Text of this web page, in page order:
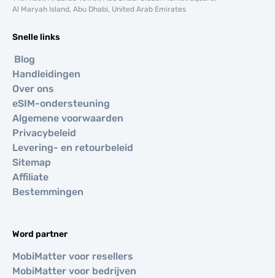
Al Maryah Island, Abu Dhabi, United Arab Emirates
Snelle links
Blog
Handleidingen
Over ons
eSIM-ondersteuning
Algemene voorwaarden
Privacybeleid
Levering- en retourbeleid
Sitemap
Affiliate
Bestemmingen
Word partner
MobiMatter voor resellers
MobiMatter voor bedrijven